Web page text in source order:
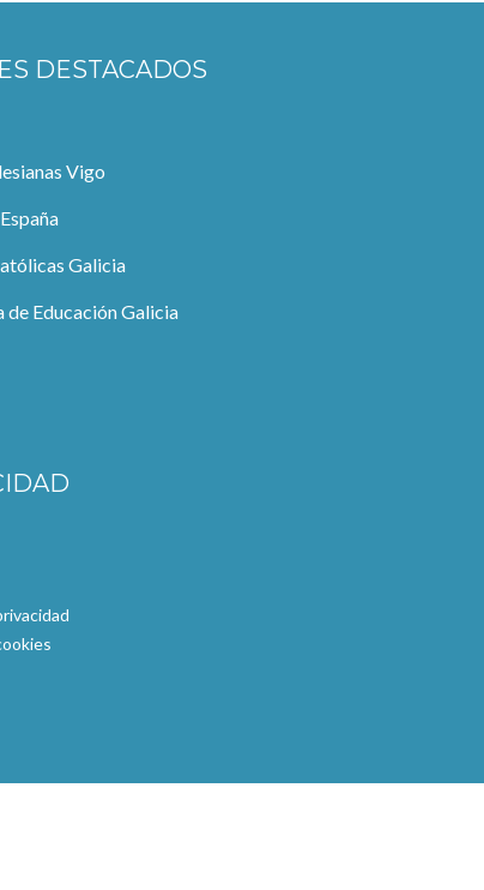
DESTACADOS
Vigo
Galicia
de Educación Galicia